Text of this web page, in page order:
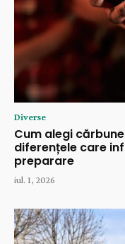
Diverse
Cum alegi
diferențele care
preparare
iul. 1, 2026